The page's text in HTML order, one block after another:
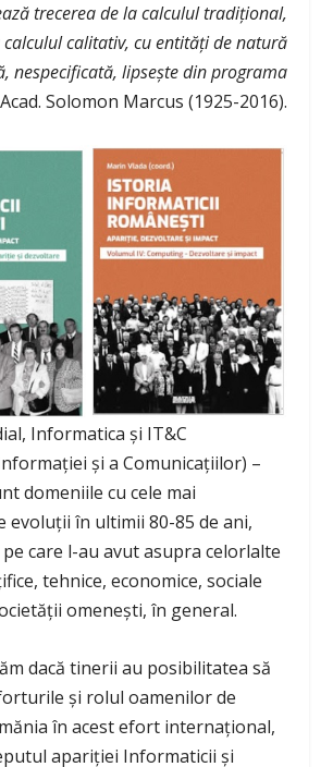
trecerea de la calculul tradiţional,
calitativ, cu entităţi de natură
nespecificată, lipseşte din programa
Acad. Solomon Marcus (1925-2016).
Informatica și IT&C
și a Comunicațiilor) –
domeniile cu cele mai
evoluții în ultimii 80-85 de ani,
care l-au avut asupra celorlalte
tehnice, economice, sociale
omenești, în general.
dacă tinerii au posibilitatea să
și rolul oamenilor de
în acest efort internațional,
apariției Informaticii și